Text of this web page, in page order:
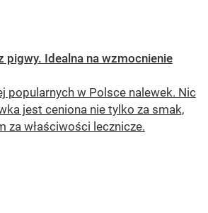
pigwy. Idealna na wzmocnienie
popularnych w Polsce nalewek. Nic
jest ceniona nie tylko za smak,
za właściwości lecznicze.